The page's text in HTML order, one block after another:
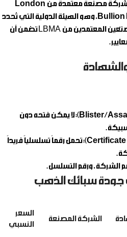
شركة مصنعة معتمدة من London
Bullion ، وهو الهيئة الدولية التي تُحدد
معايير الذهب العالمية. قائمة المصنّعين المعتمدين من LBMA تضمن أن
والشهادة
لا يمكن فتحه دون
تحمل رقماً تسلسلياً فريداً
الشركة، ورقم التسلسل.
جودة سبائك الذهب
الشركة المصنعة
السعر
النسبي